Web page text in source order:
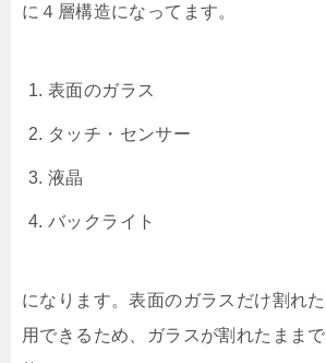
に４層構造になってます。
表面のガラス
タッチ・センサー
液晶
バックライト
になります。表面のガラスだけ割れ
用できるため、ガラスが割れたまま